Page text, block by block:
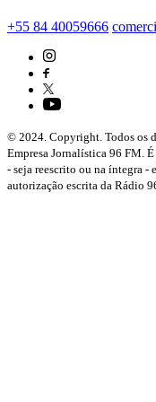
+55 84 40059666
© 2024. Copyright. Todos os
Empresa Jornalística 96 FM.
- seja reescrito ou na íntegra -
autorização escrita da Rádio